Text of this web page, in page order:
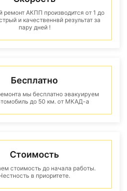
ремонт АКПП производится от 1 до
и качественнвй результат за
пару дней !
Бесплатно
мы бесплатно эвакуируем
до 50 км. от МКАД-а
Стоимость
стоимость до начала работы.
в приоритете.